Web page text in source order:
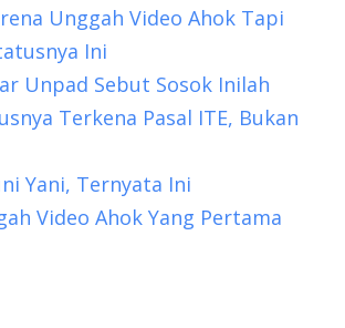
Unggah Video Ahok Tapi
Ini
Unpad Sebut Sosok Inilah
Terkena Pasal ITE, Bukan
Yani, Ternyata Ini
Video Ahok Yang Pertama